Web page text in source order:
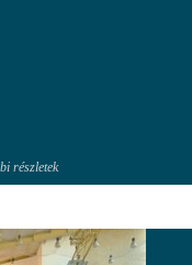
részletek